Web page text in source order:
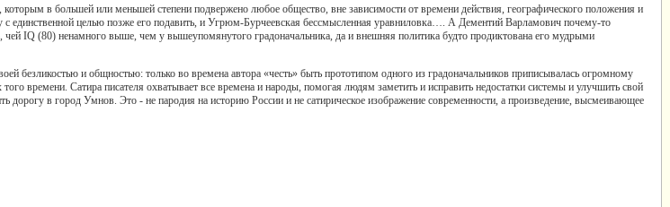
в большей или меньшей степени подвержено любое общество, вне зависимости от времени действия, географического положения и
единственной целью позже его подавить, и Угрюм-Бурчеевская бессмысленная уравниловка…. А Дементий Варламович почему-то
IQ (80) ненамного выше, чем у вышеупомянутого градоначальника, да и внешняя политика будто продиктована его мудрыми
безликостью и общностью: только во времена автора «честь» быть прототипом одного из градоначальников приписывалась огромному
времени. Сатира писателя охватывает все времена и народы, помогая людям заметить и исправить недостатки системы и улучшить свой
дорогу в город Умнов. Это - не пародия на историю России и не сатирическое изображение современности, а произведение, высмеивающее